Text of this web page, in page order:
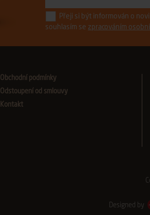
Přeji si být informován o
souhlasím se zpracováním
Obchodní podmínky
Odstoupení od smlouvy
Kontakt
Designed by